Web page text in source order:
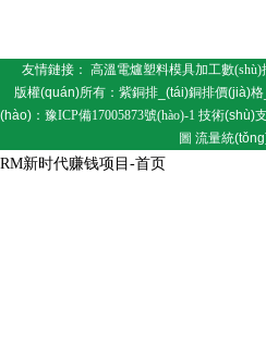
友情鏈接： 高溫電爐塑料模具加工數(shù)
版權(quán)所有：紫銅排_(tái)銅排價(jià)
(hào)： 豫ICP備17005873號(hào)-1 技術(shù)
圖 流量統
RM新时代赚钱项目-首页